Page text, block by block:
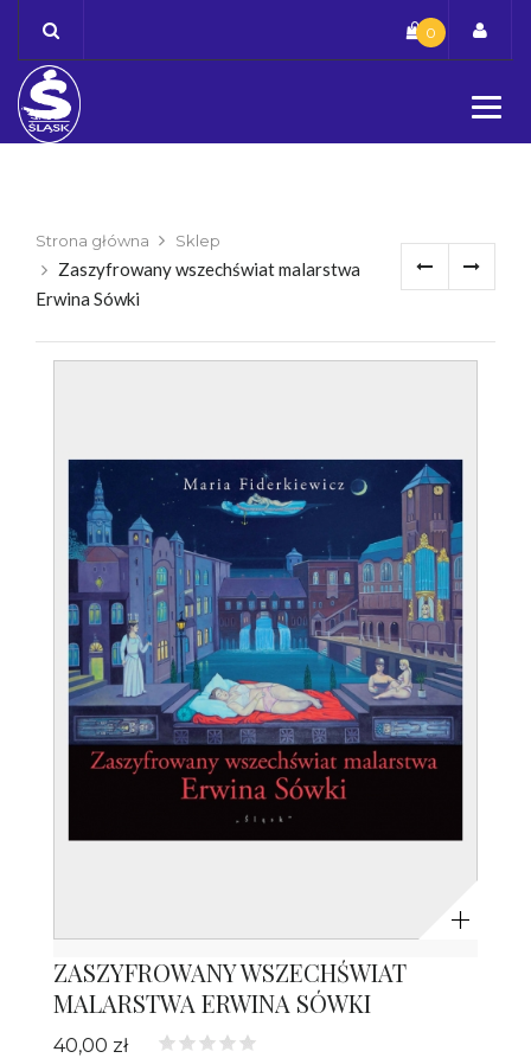
content
0
Strona główna Sklep
Zaszyfrowany wszechświat malarstwa
Erwina Sówki
ZASZYFROWANY WSZECHŚWIAT
MALARSTWA ERWINA SÓWKI
40,00 zł